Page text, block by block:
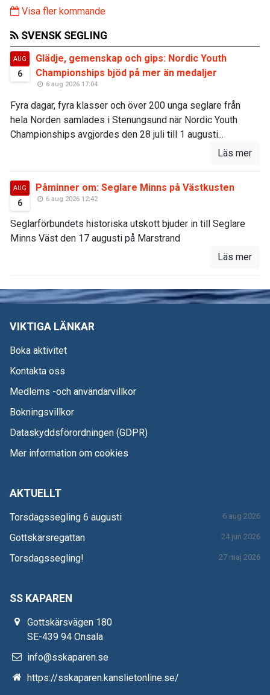
Visa fler kommande
SVENSK SEGLING
AUG
6
Glädje, gemenskap och gips: Nordic Youth
Championships bjöd på mer än medaljer
6 aug 2026 17:04
Fyra dagar, fyra klasser och över 200 unga seglare från
hela Norden samlades i Stenungsund när Nordic Youth
Championships avgjordes den 28 juli till 1 augusti...
Läs mer
AUG
6
Påminner om: Seglare Minns på Västkusten
6 aug 2026 12:42
Seglarförbundets historiska utskott bjuder in till Seglare
Minns Väst den 17 augusti på Marstrand
Läs mer
VIKTIGA LÄNKAR
Boka aktivitet
Kontakta oss
Medlems -och användarvillkor
Bokningsvillkor
Dataskyddsförordningen (GDPR)
Mer information om cookies
AKTUELLT
Torsdagssegling 6 augusti 6 aug 2026
Gottskärsregattan 24 jun 2026
Torsdagssegling! 27 maj 2026
SS KAPAREN
Gottskärsvägen 180
SE-439 94 Onsala
info@sskaparen.se
https://sskaparen.kanslietonline.se/